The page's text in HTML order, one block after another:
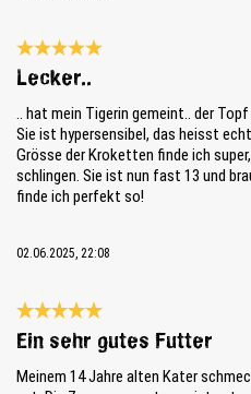
Reseña con calificación de 5 de 5
Lecker..
.. hat mein Tigerin gemeint.. der
Sie ist hypersensibel, das heisst
Grösse der Kroketten finde ich
schlingen. Sie ist nun fast 13 und
finde ich perfekt so!
02.06.2025, 22:08
Reseña con calificación de 5 de 5
Ein sehr gutes Futter
Meinem 14 Jahre alten Kater